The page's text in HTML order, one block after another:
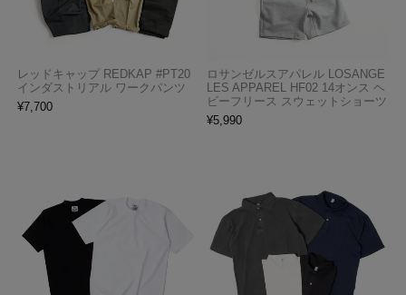
レッドキャップ REDKAP #PT20
インダストリアル ワークパンツ
¥7,700
ロサンゼルスアパレル LOSANGE
LES APPAREL HF02 14オンス ヘ
ビーフリース スウェットショーツ
¥5,990